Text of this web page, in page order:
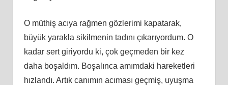
O müthiş acıya rağmen gözlerimi kapatarak,
büyük yarakla sikilmenin tadını çıkarıyordum. O
kadar sert giriyordu ki, çok geçmeden bir kez
daha boşaldım. Boşalınca amımdaki hareketleri
hızlandı. Artık canımın acıması geçmiş, uyuşma